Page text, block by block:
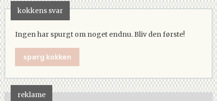
kokkens svar
Ingen har spurgt om noget endnu. Bliv den første!
spørg kokken
reklame